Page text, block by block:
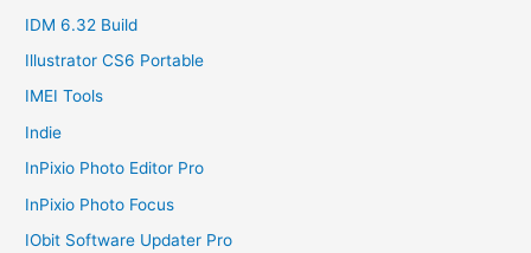
IDM 6.32 Build
Illustrator CS6 Portable
IMEI Tools
Indie
InPixio Photo Editor Pro
InPixio Photo Focus
IObit Software Updater Pro